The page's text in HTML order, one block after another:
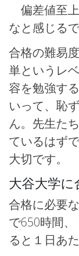
偏差値至
なと感じるで
合格の難易
単というレ
容を勉強す
いって、恥
ん。先生た
ているはず
大切です。
大谷大学に
合格に必要
で650時間
ると１日あ